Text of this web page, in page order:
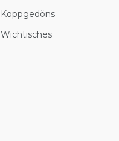
Koppgedöns
Wichtisches